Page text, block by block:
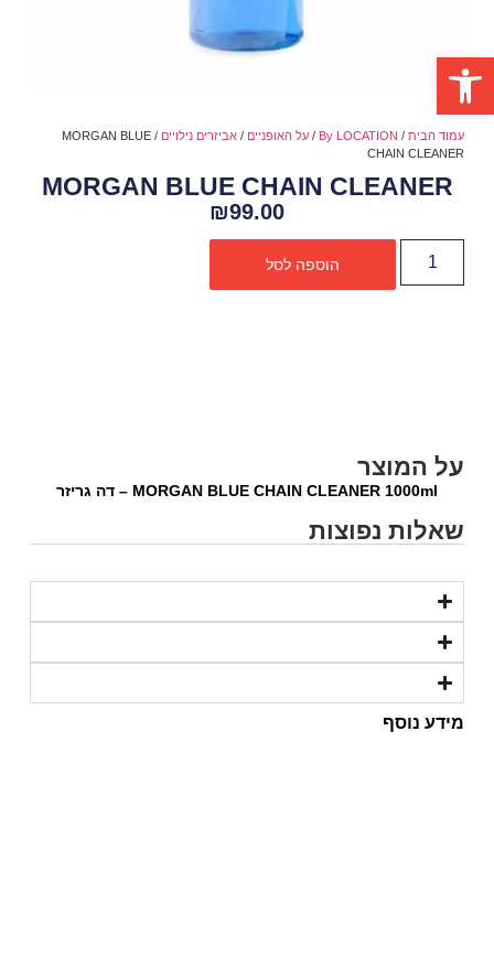
פתח סרגל נגישות
עמוד הבית/
By LOCATION
/ על האופניים / אביזרים נילויים
/ MORGAN BLUE
CHAIN CLEANER
MORGAN BLUE CHAIN CLEANER
₪99.00
הוספה לסל
על המוצר
MORGAN BLUE CHAIN CLEANER 1000ml – דה גריזר
שאלות נפוצות
מידע נוסף